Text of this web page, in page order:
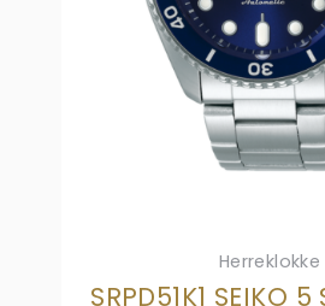
Herreklokke
SRPD51K1 SEIKO 5